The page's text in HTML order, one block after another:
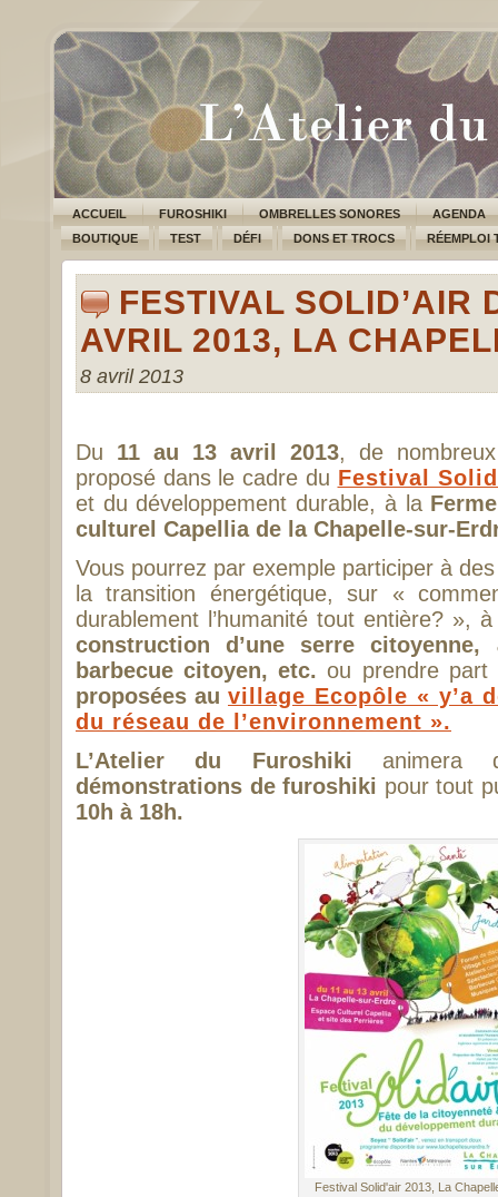
ACCUEIL FUROSHIKI OMBRELLES SONORES
AGENDA
BOUTIQUE
TEST DÉFI DONS ET TROCS RÉEMPLOI
FESTIVAL SOLID’AIR
AVRIL 2013, LA
8 avril 2013
Du 11 au 13 avril 2013, de
proposé dans le cadre du Festival
et du développement durable, à la
culturel Capellia de la Chapelle-sur-
Vous pourrez par exemple participer à
la transition énergétique, sur «
durablement l’humanité tout entière? »,
construction d’une serre
barbecue citoyen, etc. ou prendre
proposées au village Ecopôle « y’a
du réseau de l’environnement ».
L’Atelier du Furoshiki animera
démonstrations de furoshiki pour tout
10h à 18h.
Festival Solid'air 2013, La